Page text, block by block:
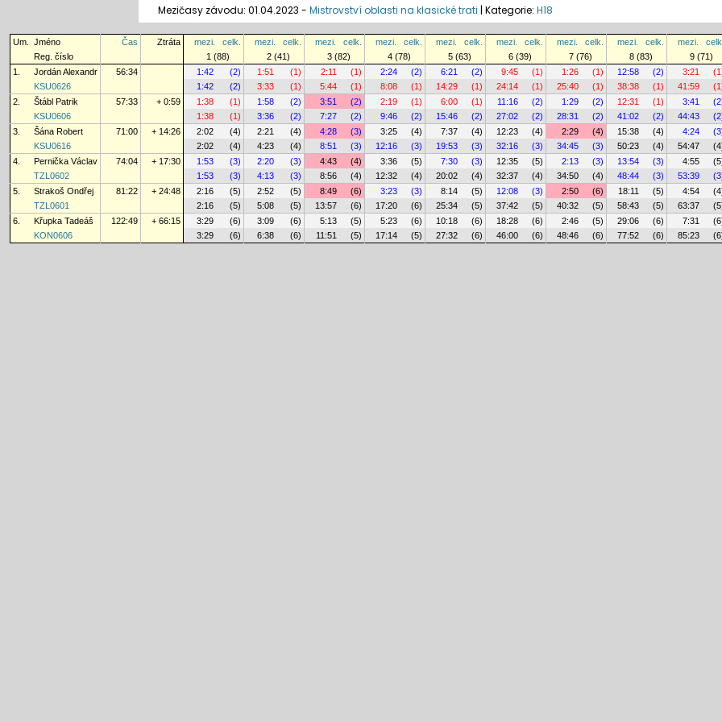
Mezičasy závodu: 01.04.2023 - Mistrovství oblasti na klasické trati | Kategorie: H18
Um. Jméno Čas Ztráta mezi. celk. mezi. celk. mezi. celk. mezi. celk. mezi. celk. mezi. celk. mezi. celk. mezi. celk. mezi. celk.
Reg. číslo
1 (88) 2 (41) 3 (82) 4 (78) 5 (63) 6 (39) 7 (76) 8 (83) 9 (71)
1.
Jordán Alexandr 56:34 1:42 (2) 1:51 (1) 2:11 (1) 2:24 (2) 6:21 (2) 9:45 (1) 1:26 (1) 12:58 (2) 3:21
KSU0626
1:42 (2) 3:33 (1) 5:44 (1) 8:08 (1) 14:29 (1) 24:14 (1) 25:40 (1) 38:38 (1) 41:59
2.
Štábl Patrik 57:33 + 0:59 1:38 (1) 1:58 (2) 3:51 (2) 2:19 (1) 6:00 (1) 11:16 (2) 1:29 (2) 12:31 (1) 3:41
KSU0606
1:38 (1) 3:36 (2) 7:27 (2) 9:46 (2) 15:46 (2) 27:02 (2) 28:31 (2) 41:02 (2) 44:43
3.
Šána Robert 71:00 + 14:26 2:02 (4) 2:21 (4) 4:28 (3) 3:25 (4) 7:37 (4) 12:23 (4) 2:29 (4) 15:38 (4) 4:24
KSU0616
2:02 (4) 4:23 (4) 8:51 (3) 12:16 (3) 19:53 (3) 32:16 (3) 34:45 (3) 50:23 (4) 54:47
4.
Pernička Václav 74:04 + 17:30 1:53 (3) 2:20 (3) 4:43 (4) 3:36 (5) 7:30 (3) 12:35 (5) 2:13 (3) 13:54 (3) 4:55
TZL0602
1:53 (3) 4:13 (3) 8:56 (4) 12:32 (4) 20:02 (4) 32:37 (4) 34:50 (4) 48:44 (3) 53:39
5.
Strakoš Ondřej 81:22 + 24:48 2:16 (5) 2:52 (5) 8:49 (6) 3:23 (3) 8:14 (5) 12:08 (3) 2:50 (6) 18:11 (5) 4:54
TZL0601
2:16 (5) 5:08 (5) 13:57 (6) 17:20 (6) 25:34 (5) 37:42 (5) 40:32 (5) 58:43 (5) 63:37
6.
Křupka Tadeáš 122:49 + 66:15 3:29 (6) 3:09 (6) 5:13 (5) 5:23 (6) 10:18 (6) 18:28 (6) 2:46 (5) 29:06 (6) 7:31
KON0606
3:29 (6) 6:38 (6) 11:51 (5) 17:14 (5) 27:32 (6) 46:00 (6) 48:46 (6) 77:52 (6) 85:23